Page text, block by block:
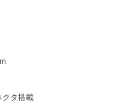
クタ搭載